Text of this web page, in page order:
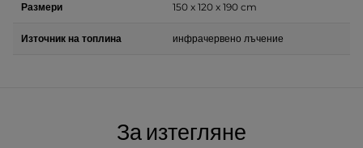
Размери 150 x 120 x 190 cm
Източник на топлина инфрачервено лъчение
За изтегляне